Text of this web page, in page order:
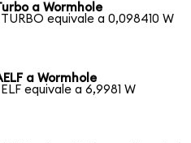
a Wormhole
TURBO equivale a 0,098410 W
a Wormhole
ELF equivale a 6,9981 W